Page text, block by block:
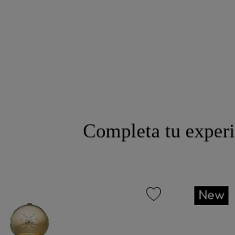
Completa tu
New